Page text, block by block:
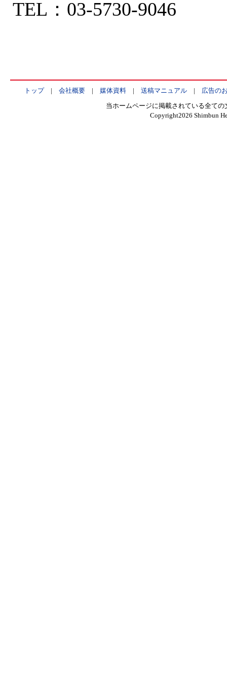
TEL：03-5730-9046
トップ| 会社概要| 媒体資料| 送稿マニュアル| 広告の
当ホームページに掲載されている全て
Copyright2026 Shimbun